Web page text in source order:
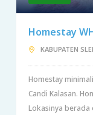
Homestay
KABUPATEN
Homestay
Candi Kalasan.
Lokasinya berada